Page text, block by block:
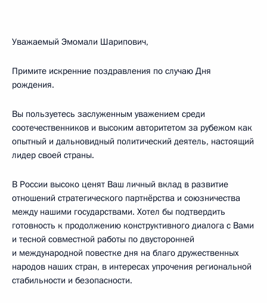
Уважаемый Эмомали Шарипович,
Примите искренние поздравления по случаю Дня
рождения.
Вы пользуетесь заслуженным уважением среди
соотечественников и высоким авторитетом за рубежом как
опытный и дальновидный политический деятель, настоящий
лидер своей страны.
В России высоко ценят Ваш личный вклад в развитие
отношений стратегического партнёрства и союзничества
между нашими государствами. Хотел бы подтвердить
готовность к продолжению конструктивного диалога с Вами
и тесной совместной работы по двусторонней
и международной повестке дня на благо дружественных
народов наших стран, в интересах упрочения региональной
стабильности и безопасности.